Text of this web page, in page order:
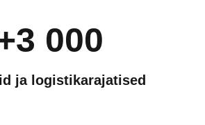
000
ja logistikarajatised